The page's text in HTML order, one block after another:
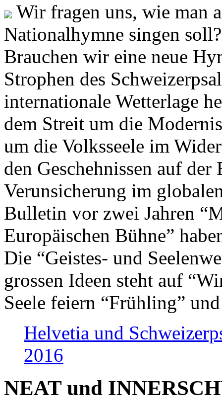
Wir fragen uns, wie man
Nationalhymne singen
Brauchen wir eine neue
Strophen des
internationale Wetterlage
dem Streit um die
um die Volksseele im
den Geschehnissen auf
Verunsicherung im
Bulletin vor zwei Jahren
Europäischen Bühne”
Die “Geistes- und
grossen Ideen steht auf
Seele feiern “Frühling”
Helvetia und
2016
NEAT und